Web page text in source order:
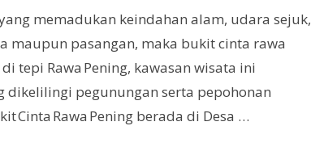
memadukan keindahan alam, udara sejuk,
maupun pasangan, maka bukit cinta rawa
tepi Rawa Pening, kawasan wisata ini
dikelilingi pegunungan serta pepohonan
Cinta Rawa Pening berada di Desa …